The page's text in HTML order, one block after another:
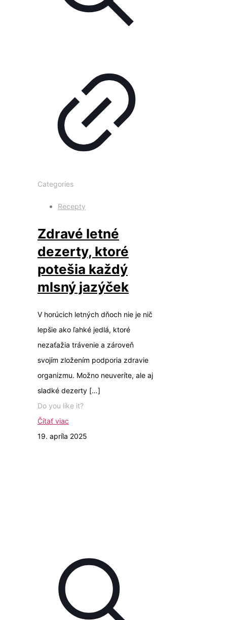
Categories
Recepty
Zdravé letné
dezerty, ktoré
potešia každý
mlsný jazýček
V horúcich letných dňoch nie je nič
lepšie ako ľahké jedlá, ktoré
nezaťažia trávenie a zároveň
svojím zložením podporia zdravie
organizmu. Možno neuveríte, ale aj
sladké dezerty […]
Do you like it?
Čítať viac
19. apríla 2025